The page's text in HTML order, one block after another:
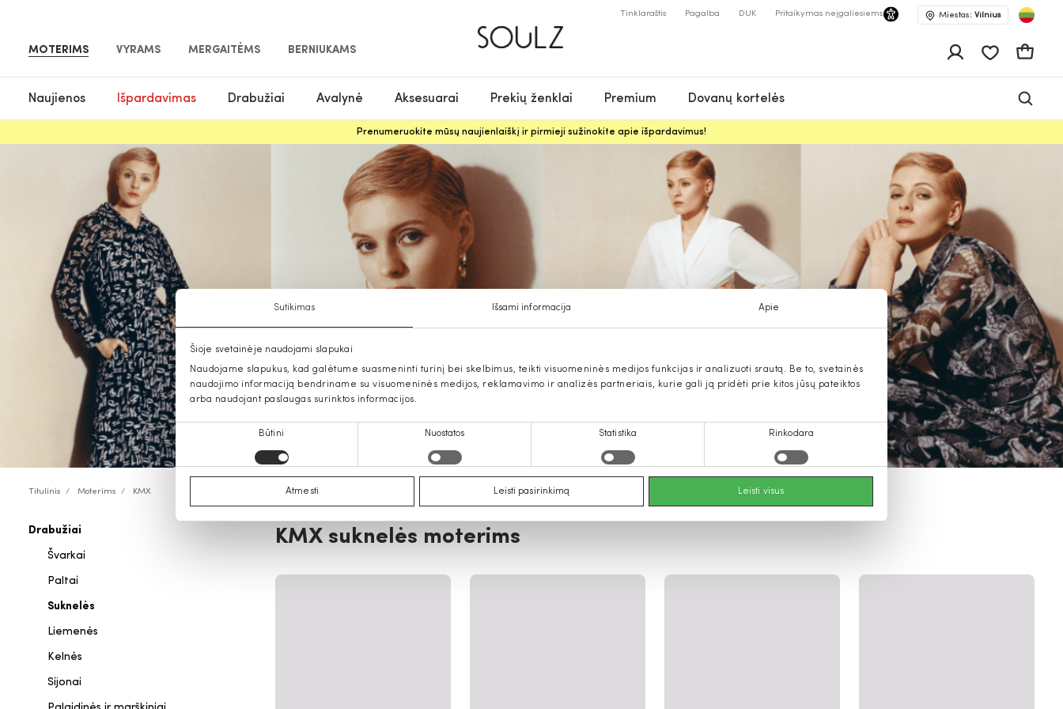
Sutikimas Išsami informacija Apie
Šioje svetainėje naudojami slapukai
Naudojame slapukus, kad galėtume suasmeninti turinį bei skelbimus, teikti visuomeninės medijos funkcijas ir analizuoti srautą. Be to, svetainės
naudojimo informaciją bendriname su visuomeninės medijos, reklamavimo ir analizės partneriais, kurie gali ją pridėti prie kitos jūsų pateiktos
arba naudojant paslaugas surinktos informacijos.
Sutikimo
pasirinkimas
Būtini Nuostatos Statistika Rinkodara
Atmesti Leisti pasirinkimą Leisti visus
MOTERIMS VYRAMS MERGAITĖMS BERNIUKAMS
Tinklaraštis Pagalba DUK Pritaikymas neįgaliesiems Miestas: Vilnius
Pageidavimų
Naujienos Išpardavimas Drabužiai Avalynė Aksesuarai Prekių ženklai Premium Dovanų kortelės
Prenumeruokite mūsų naujienlaiškį ir pirmieji sužinokite apie išpardavimus!
Titulinis Moterims KMX
Drabužiai
Švarkai
Paltai
Suknelės
Liemenės
Kelnės
Sijonai
KMX suknelės moterims